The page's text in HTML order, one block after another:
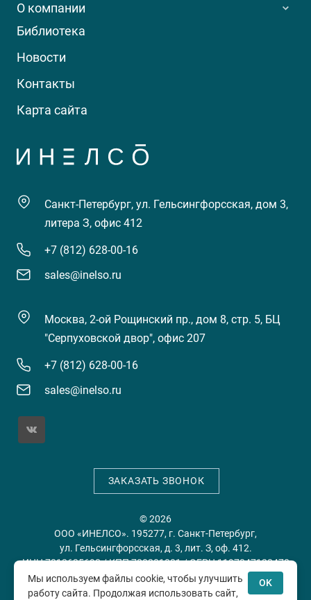
О компании
Библиотека
Новости
Контакты
Карта сайта
Санкт-Петербург, ул. Гельсингфорсская, дом 3,
литера З, офис 412
+7 (812) 628-00-16
sales@inelso.ru
Москва, 2-ой Рощинский пр., дом 8, стр. 5, БЦ
"Серпуховской двор", офис 207
+7 (812) 628-00-16
sales@inelso.ru
ЗАКАЗАТЬ ЗВОНОК
© 2026
ООО «ИНЕЛСО». 195277, г. Санкт-Петербург,
ул. Гельсингфорсская, д. 3, лит. З, оф. 412.
ИНН 7813635698 / КПП 780201001 / ОГРН 1197847128478
Мы используем файлы cookie, чтобы улучшить
работу сайта. Продолжая использовать сайт,
OK